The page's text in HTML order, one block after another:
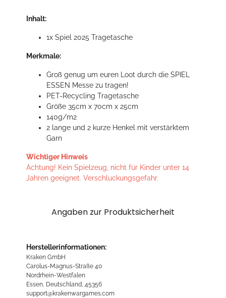
Inhalt:
1x Spiel 2025 Tragetasche
Merkmale:
Groß genug um euren Loot durch die SPIEL
ESSEN Messe zu tragen!
PET-Recycling Tragetasche
Größe 35cm x 70cm x 25cm
140g/m2
2 lange und 2 kurze Henkel mit verstärktem
Garn
Wichtiger Hinweis
Achtung! Kein Spielzeug, nicht für Kinder unter 14
Jahren geeignet. Verschluckungsgefahr.
Angaben zur Produktsicherheit
Herstellerinformationen:
Kraken GmbH
Carolus-Magnus-Straße 40
Nordrhein-Westfalen
Essen, Deutschland, 45356
support@krakenwargames.com